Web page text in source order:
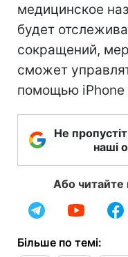
медицинское
будет
сокращений,
сможет
помощью iPhone
Не
наші
Або читайте
Більше по темі: